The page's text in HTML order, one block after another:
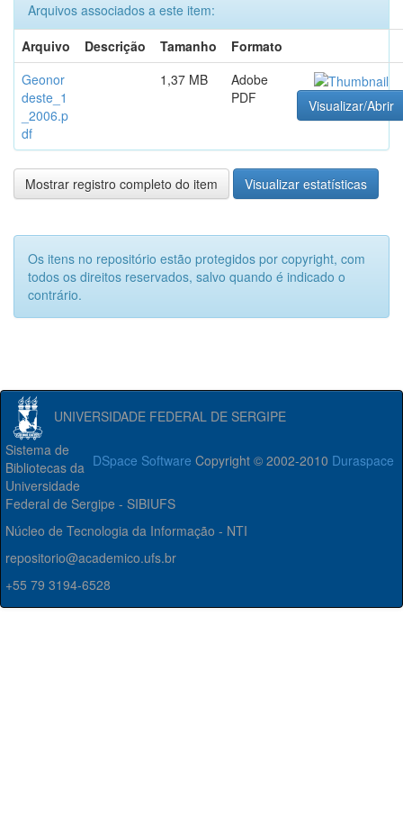
Arquivos associados a este item:
Arquivo
Descrição Tamanho
Formato
Geonor
deste_1
_2006.p
df
1,37 MB
Adobe
PDF
Visualizar/Abrir
Mostrar registro completo do item Visualizar estatísticas
Os itens no repositório estão protegidos por copyright, com
todos os direitos reservados, salvo quando é indicado o
contrário.
UNIVERSIDADE FEDERAL DE SERGIPE
DSpace Software Copyright © 2002-2010 Duraspace
Sistema de
Bibliotecas da
Universidade
Federal de Sergipe - SIBIUFS
Núcleo de Tecnologia da Informação - NTI
repositorio@academico.ufs.br
+55 79 3194-6528